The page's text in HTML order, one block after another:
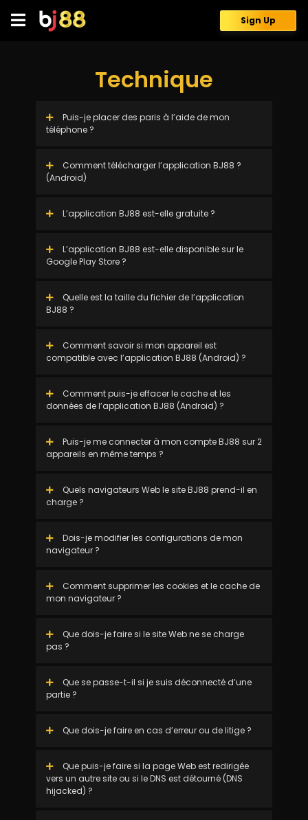
content
Sign Up
Technique
Puis-je placer des paris à l’aide de mon
téléphone ?
Comment télécharger l’application BJ88 ?
(Android)
L’application BJ88 est-elle gratuite ?
L’application BJ88 est-elle disponible sur le
Google Play Store ?
Quelle est la taille du fichier de l’application
BJ88 ?
Comment savoir si mon appareil est
compatible avec l’application BJ88 (Android) ?
Comment puis-je effacer le cache et les
données de l’application BJ88 (Android) ?
Puis-je me connecter à mon compte BJ88 sur 2
appareils en même temps ?
Quels navigateurs Web le site BJ88 prend-il en
charge ?
Dois-je modifier les configurations de mon
navigateur ?
Comment supprimer les cookies et le cache de
mon navigateur ?
Que dois-je faire si le site Web ne se charge
pas ?
Que se passe-t-il si je suis déconnecté d’une
partie ?
Que dois-je faire en cas d’erreur ou de litige ?
Que puis-je faire si la page Web est redirigée
vers un autre site ou si le DNS est détourné (DNS
hijacked) ?